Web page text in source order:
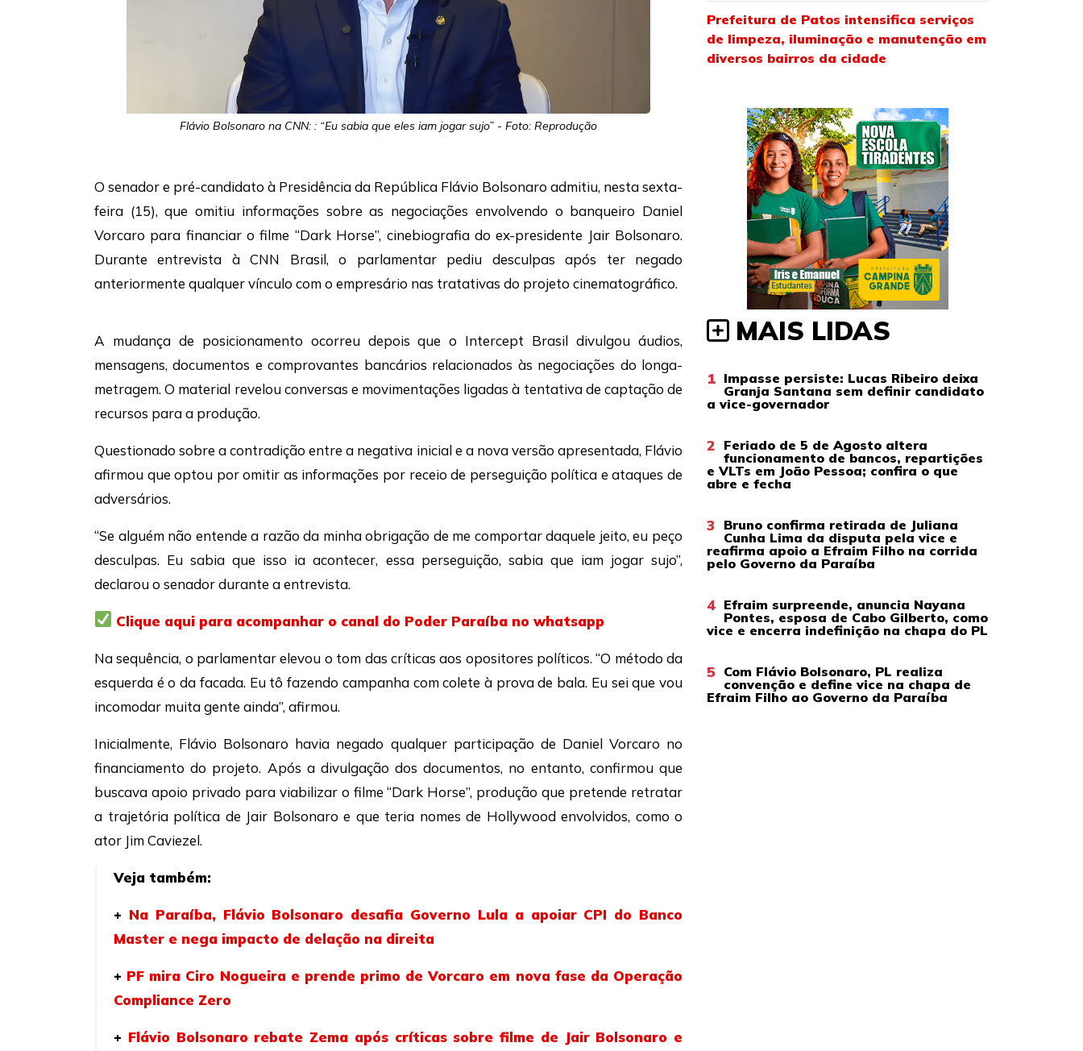
Flávio Bolsonaro na CNN: : “Eu sabia que eles iam jogar sujo” - Foto: Reprodução
O senador e pré-candidato à Presidência da República Flávio Bolsonaro admitiu, nesta sexta-
feira (15), que omitiu informações sobre as negociações envolvendo o banqueiro Daniel
Vorcaro para financiar o filme “Dark Horse”, cinebiografia do ex-presidente Jair Bolsonaro.
Durante entrevista àCNN Brasil, o parlamentar pediu desculpas após ter negado
anteriormente qualquer vínculo com o empresário nas tratativas do projeto cinematográfico.
A mudança de posicionamento ocorreu depois que o Intercept Brasil divulgou áudios,
mensagens, documentos e comprovantes bancários relacionados às negociações do longa-
metragem. O material revelou conversas e movimentações ligadas à tentativa de captação de
recursos para a produção.
Questionado sobre a contradição entre a negativa inicial e a nova versão apresentada, Flávio
afirmou que optou por omitir as informações por receio de perseguição política e ataques de
adversários.
“Se alguém não entende a razão da minha obrigação de me comportar daquele jeito, eu peço
desculpas. Eu sabia que isso ia acontecer, essa perseguição, sabia que iam jogar sujo”,
declarou o senador durante a entrevista.
Clique aqui para acompanhar o canal do Poder Paraíba no whatsapp
Na sequência, o parlamentar elevou o tom das críticas aos opositores políticos. “O método da
esquerda é o da facada. Eu tô fazendo campanha com colete à prova de bala. Eu sei que vou
incomodar muita gente ainda”, afirmou.
Inicialmente, Flávio Bolsonaro havia negado qualquer participação de Daniel Vorcaro no
financiamento do projeto. Após a divulgação dos documentos, no entanto, confirmou que
buscava apoio privado para viabilizar o filme “Dark Horse”, produção que pretende retratar
a trajetória política de Jair Bolsonaro e que teria nomes de Hollywood envolvidos, como o
ator Jim Caviezel.
Veja também:
+ Na Paraíba, Flávio Bolsonaro desafia Governo Lula a apoiar CPI do Banco
Master e nega impacto de delação na direita
+ PF mira Ciro Nogueira e prende primo de Vorcaro em nova fase da Operação
Compliance Zero
+ Flávio Bolsonaro rebate Zema após críticas sobre filme de Jair Bolsonaro e
Prefeitura de Patos intensifica serviços
de limpeza, iluminação e manutenção em
diversos bairros da cidade
MAIS LIDAS
1 Impasse persiste: Lucas Ribeiro deixa
Granja Santana sem definir candidato
a vice-governador
2 Feriado de 5 de Agosto altera
funcionamento de bancos, repartições
e VLTs em João Pessoa; confira o que
abre e fecha
3 Bruno confirma retirada de Juliana
Cunha Lima da disputa pela vice e
reafirma apoio a Efraim Filho na corrida
pelo Governo da Paraíba
4 Efraim surpreende, anuncia Nayana
Pontes, esposa de Cabo Gilberto, como
vice e encerra indefinição na chapa do PL
5 Com Flávio Bolsonaro, PL realiza
convenção e define vice na chapa de
Efraim Filho ao Governo da Paraíba